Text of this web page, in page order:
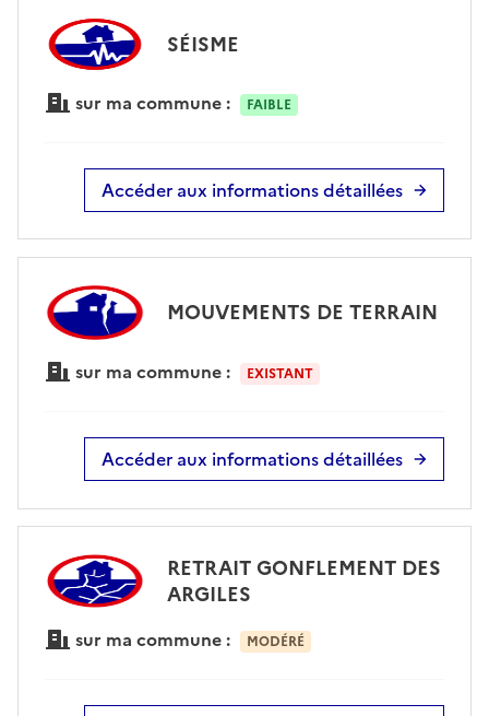
SÉISME
sur ma commune : FAIBLE
Accéder aux informations détaillées
MOUVEMENTS DE TERRAIN
sur ma commune : EXISTANT
Accéder aux informations détaillées
RETRAIT GONFLEMENT DES
ARGILES
sur ma commune : MODÉRÉ